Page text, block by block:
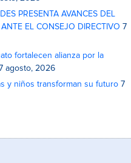
PRESENTA AVANCES DEL
EL CONSEJO DIRECTIVO 7
fortalecen alianza por la
7 agosto, 2026
y niños transforman su futuro 7